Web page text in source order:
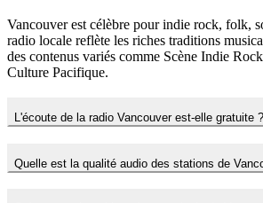
Vancouver est célèbre pour indie rock, folk,
radio locale reflète les riches traditions
des contenus variés comme Scène Indie
Culture Pacifique.
L'écoute de la radio Vancouver est-elle gratuite ?
Quelle est la qualité audio des stations de